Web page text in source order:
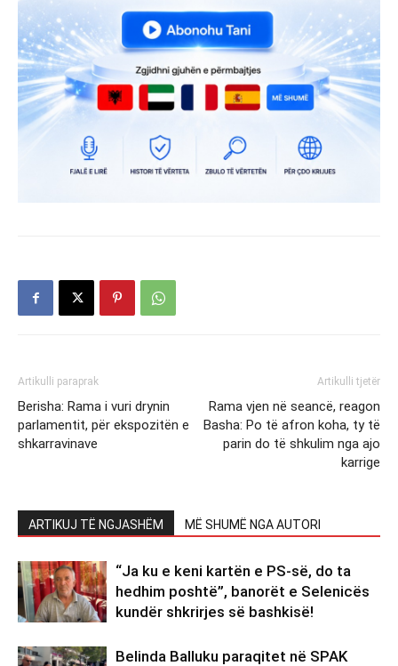
Artikulli paraprak
Berisha: Rama i vuri drynin
parlamentit, për ekspozitën e
shkarravinave
Artikulli tjetër
Rama vjen në seancë, reagon
Basha: Po të afron koha, ty të
parin do të shkulim nga ajo
karrige
ARTIKUJ TË NGJASHËM MË SHUMË NGA AUTORI
“Ja ku e keni kartën e PS-së, do ta
hedhim poshtë”, banorët e Selenicës
kundër shkrirjes së bashkisë!
Belinda Balluku paraqitet në SPAK